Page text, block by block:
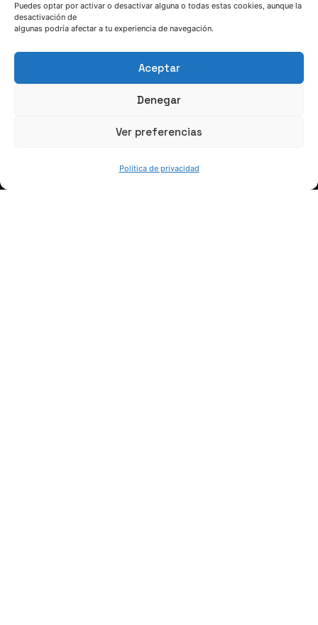
Puedes optar por activar o desactivar alguna o todas estas cookies, aunque la
desactivación de
algunas podría afectar a tu experiencia de navegación.
Aceptar
Denegar
Ver preferencias
Política de privacidad
HABLEMOS
Escríbenos